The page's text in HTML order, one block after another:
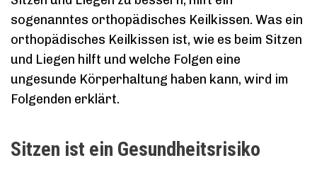
sogenanntes orthopädisches Keilkissen. Was ein
orthopädisches Keilkissen ist, wie es beim Sitzen
und Liegen hilft und welche Folgen eine
ungesunde Körperhaltung haben kann, wird im
Folgenden erklärt.
Sitzen ist ein Gesundheitsrisiko